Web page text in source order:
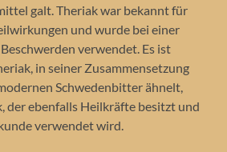
galt. Theriak war bekannt für
und wurde bei einer
verwendet. Es ist
in seiner Zusammensetzung
Schwedenbitter ähnelt,
der ebenfalls Heilkräfte besitzt und
verwendet wird.